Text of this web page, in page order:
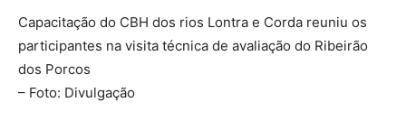
Capacitação do CBH dos rios Lontra e Corda reuniu os
participantes na visita técnica de avaliação do Ribeirão
dos Porcos
– Foto: Divulgação